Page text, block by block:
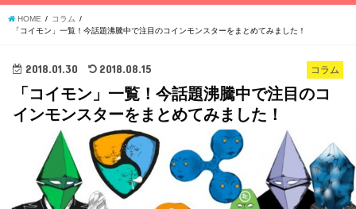
HOME
コラム
「コイモン」一覧！今話題沸騰中で注目のコインモンスターをまとめてみました！
コラム
2018.01.30 2018.08.15
「コイモン」一覧！今話題沸騰中で注目のコ
インモンスターをまとめてみました！